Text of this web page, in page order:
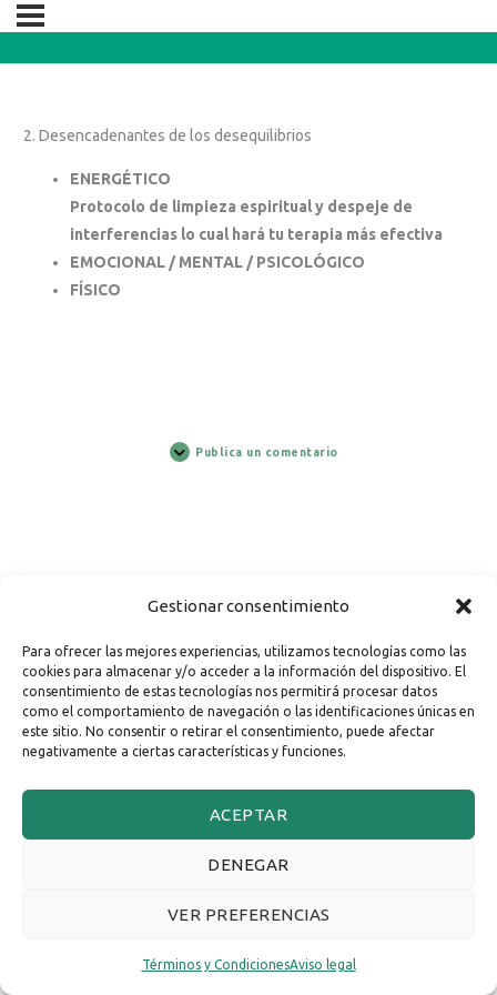
Gestionar consentimiento
Para ofrecer las mejores experiencias, utilizamos tecnologías como las
cookies para almacenar y/o acceder a la información del dispositivo. El
consentimiento de estas tecnologías nos permitirá procesar datos
como el comportamiento de navegación o las identificaciones únicas en
este sitio. No consentir o retirar el consentimiento, puede afectar
negativamente a ciertas características y funciones.
ACEPTAR
DENEGAR
VER PREFERENCIAS
Términos y CondicionesAviso legal
2. Desencadenantes de los desequilibrios
ENERGÉTICO
Protocolo de limpieza espiritual y despeje de
interferencias lo cual hará tu terapia más efectiva
EMOCIONAL / MENTAL / PSICOLÓGICO
FÍSICO
Publica un comentario